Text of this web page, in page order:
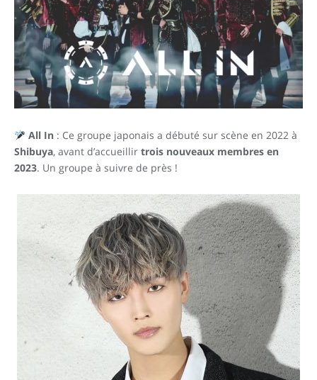
All In: Ce groupe japonais a débuté sur scène en 2022 à
Shibuya, avant d’accueillir trois nouveaux membres en
2023. Un groupe à suivre de près !